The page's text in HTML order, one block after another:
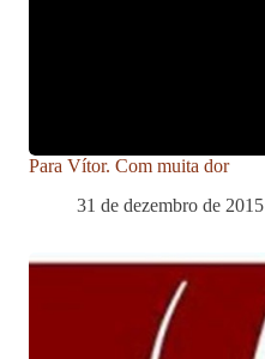
Para Vítor. Com muita dor
31 de dezembro de 2015